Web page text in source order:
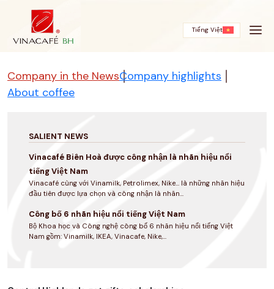
Tiếng Việt
Company in the NewsCompany highlights
About coffee
SALIENT NEWS
Vinacafé Biên Hoà được công nhận là nhãn hiệu nổi
tiếng Việt Nam
Vinacafé cùng với Vinamilk, Petrolimex, Nike... là những nhãn hiệu
đầu tiên được lựa chọn và công nhận là nhãn...
Công bố 6 nhãn hiệu nổi tiếng Việt Nam
Bộ Khoa học và Công nghệ công bố 6 nhãn hiệu nổi tiếng Việt
Nam gồm: Vinamilk, IKEA, Vinacafe, Nike,...